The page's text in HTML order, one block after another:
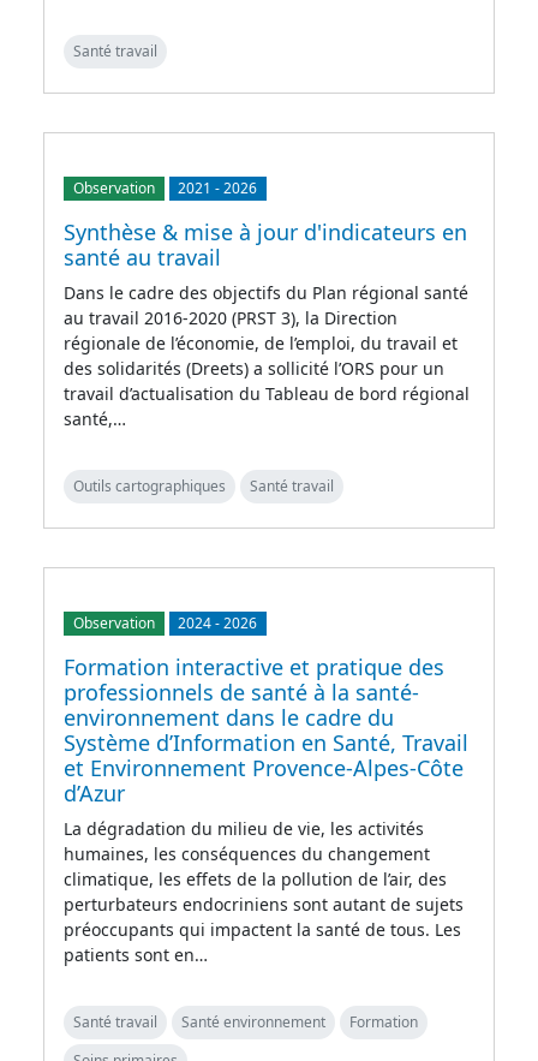
Santé travail
Observation 2021 -2026
Synthèse & mise à jour d'indicateurs en
santé au travail
Dans le cadre des objectifs du Plan régional santé
au travail 2016-2020 (PRST 3), la Direction
régionale de l’économie, de l’emploi, du travail et
des solidarités (Dreets) a sollicité l’ORS pour un
travail d’actualisation du Tableau de bord régional
santé,…
Outils cartographiques Santé travail
Observation 2024-2026
Formation interactive et pratique des
professionnels de santé à la santé-
environnement dans le cadre du
Système d’Information en Santé, Travail
et Environnement Provence-Alpes-Côte
d’Azur
La dégradation du milieu de vie, les activités
humaines, les conséquences du changement
climatique, les effets de la pollution de l’air, des
perturbateurs endocriniens sont autant de sujets
préoccupants qui impactent la santé de tous. Les
patients sont en…
Santé travail Santé environnement
Formation